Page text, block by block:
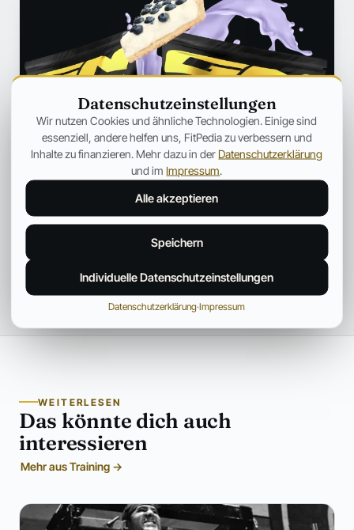
WEITERLESEN
Das könnte dich auch
interessieren
Mehr aus Training →
Datenschutzeinstellungen
Wir nutzen Cookies und ähnliche Technologien. Einige sind
essenziell, andere helfen uns, FitPedia zu verbessern und
Inhalte zu finanzieren. Mehr dazu in der Datenschutzerklärung
und im Impressum
Alle akzeptieren
Speichern
Individuelle Datenschutzeinstellungen
Datenschutzerklärung·Impressum